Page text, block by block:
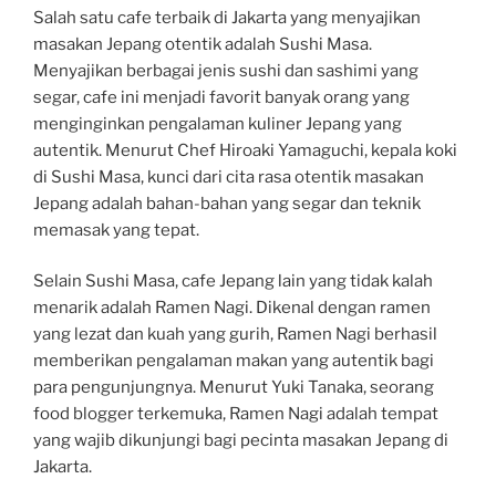
Salah satu cafe terbaik di Jakarta yang menyajikan
masakan Jepang otentik adalah Sushi Masa.
Menyajikan berbagai jenis sushi dan sashimi yang
segar, cafe ini menjadi favorit banyak orang yang
menginginkan pengalaman kuliner Jepang yang
autentik. Menurut Chef Hiroaki Yamaguchi, kepala koki
di Sushi Masa, kunci dari cita rasa otentik masakan
Jepang adalah bahan-bahan yang segar dan teknik
memasak yang tepat.
Selain Sushi Masa, cafe Jepang lain yang tidak kalah
menarik adalah Ramen Nagi. Dikenal dengan ramen
yang lezat dan kuah yang gurih, Ramen Nagi berhasil
memberikan pengalaman makan yang autentik bagi
para pengunjungnya. Menurut Yuki Tanaka, seorang
food blogger terkemuka, Ramen Nagi adalah tempat
yang wajib dikunjungi bagi pecinta masakan Jepang di
Jakarta.